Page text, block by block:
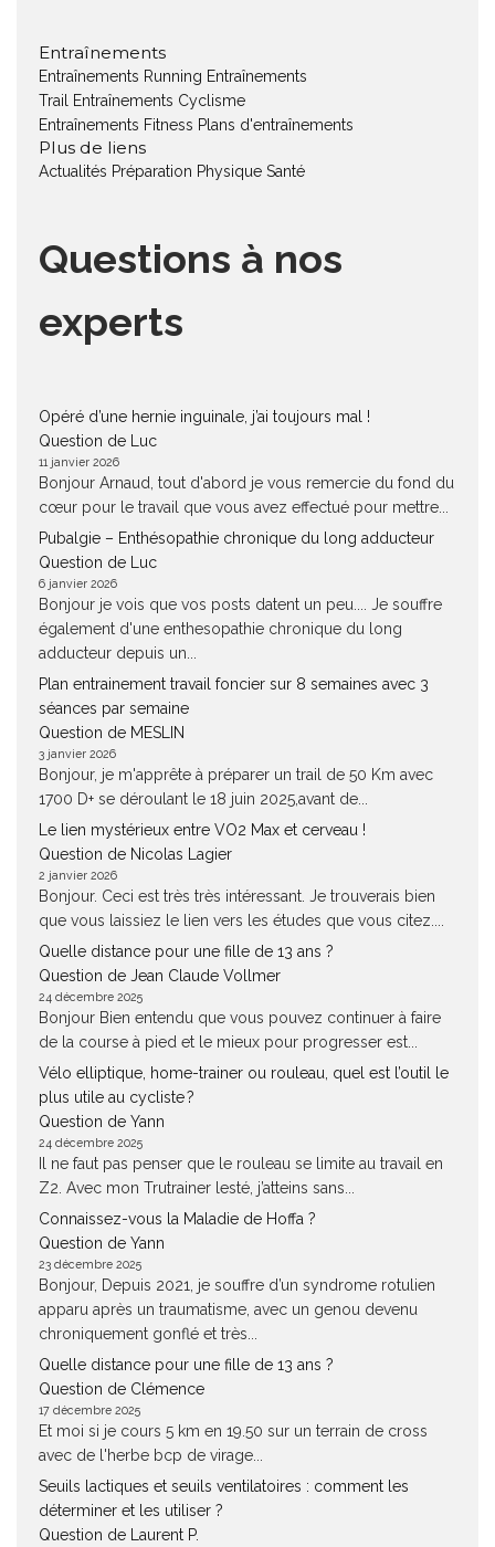
Entraînements
Entraînements Running Entraînements
Trail
Entraînements Cyclisme
Entraînements Fitness Plans d'entraînements
Plus de liens
Actualités Préparation Physique Santé
Questions à nos
experts
Opéré d’une hernie inguinale, j’ai toujours mal !
Question de Luc
11 janvier 2026
Bonjour Arnaud, tout d'abord je vous remercie du fond du
cœur pour le travail que vous avez effectué pour mettre...
Pubalgie – Enthésopathie chronique du long adducteur
Question de Luc
6 janvier 2026
Bonjour je vois que vos posts datent un peu.... Je souffre
également d'une enthesopathie chronique du long
adducteur depuis un...
Plan entrainement travail foncier sur 8 semaines avec 3
séances par semaine
Question de MESLIN
3 janvier 2026
Bonjour, je m'apprête à préparer un trail de 50 Km avec
1700 D+ se déroulant le 18 juin 2025,avant de...
Le lien mystérieux entre VO2 Max et cerveau !
Question de Nicolas Lagier
2 janvier 2026
Bonjour. Ceci est très très intéressant. Je trouverais bien
que vous laissiez le lien vers les études que vous citez....
Quelle distance pour une fille de 13 ans ?
Question de Jean Claude Vollmer
24 décembre 2025
Bonjour Bien entendu que vous pouvez continuer à faire
de la course à pied et le mieux pour progresser est...
Vélo elliptique, home-trainer ou rouleau, quel est l’outil le
plus utile au cycliste ?
Question de Yann
24 décembre 2025
Il ne faut pas penser que le rouleau se limite au travail en
Z2. Avec mon Trutrainer lesté, j’atteins sans...
Connaissez-vous la Maladie de Hoffa ?
Question de Yann
23 décembre 2025
Bonjour, Depuis 2021, je souffre d’un syndrome rotulien
apparu après un traumatisme, avec un genou devenu
chroniquement gonflé et très...
Quelle distance pour une fille de 13 ans ?
Question de Clémence
17 décembre 2025
Et moi si je cours 5 km en 19.50 sur un terrain de cross
avec de l'herbe bcp de virage...
Seuils lactiques et seuils ventilatoires : comment les
déterminer et les utiliser ?
Question de Laurent P.